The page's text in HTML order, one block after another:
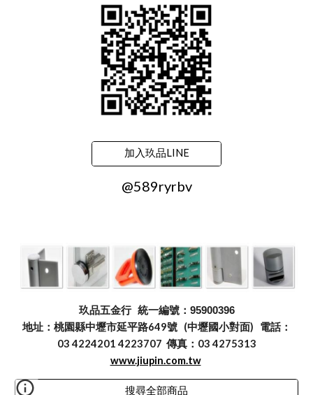
加入玖品LINE
@589ryrbv
玖品五金行 統一編號：95900396
地址：桃園縣中壢市延平路649號 (中壢國小對面) 電話：
03 4224201 4223707 傳真：03 4275313
www.jiupin.com.tw
搜尋全部商品